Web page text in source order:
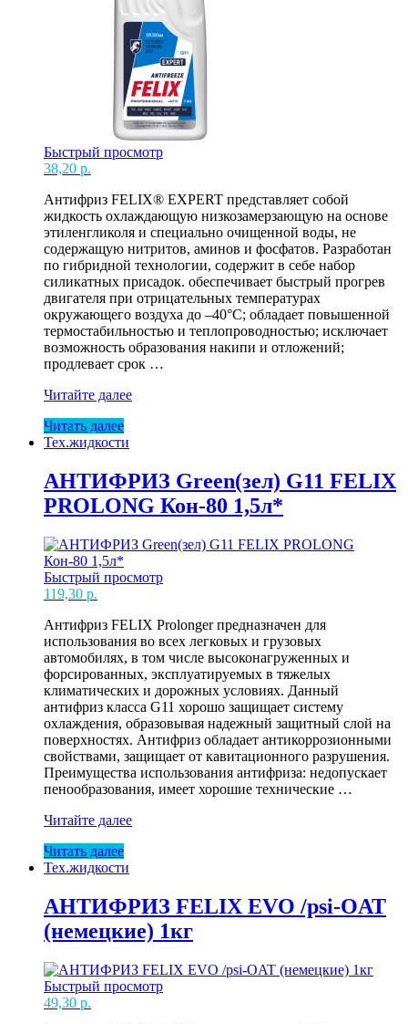
Быстрый просмотр
38,20 р.
Антифриз FELIX® EXPERT представляет собой
жидкость охлаждающую низкозамерзающую на основе
этиленгликоля и специально очищенной воды, не
содержащую нитритов, аминов и фосфатов. Разработан
по гибридной технологии, содержит в себе набор
силикатных присадок. обеспечивает быстрый прогрев
двигателя при отрицательных температурах
окружающего воздуха до –40°С; обладает повышенной
термостабильностью и теплопроводностью; исключает
возможность образования накипи и отложений;
продлевает срок …
АНТИФРИЗ
G11
FELIX
40
1кг
(15)
Читайте далее
Читать далее
Тех.жидкости
АНТИФРИЗ Green(зел) G11 FELIX
PROLONG Кон-80 1,5л*
Быстрый просмотр
119,30 р.
Антифриз FELIX Prolonger предназначен для
использования во всех легковых и грузовых
автомобилях, в том числе высоконагруженных и
форсированных, эксплуатируемых в тяжелых
климатических и дорожных условиях. Данный
антифриз класса G11 хорошо защищает систему
охлаждения, образовывая надежный защитный слой на
поверхностях. Антифриз обладает антикоррозионными
свойствами, защищает от кавитационного разрушения.
Преимущества использования антифриза: недопускает
пенообразования, имеет хорошие технические …
АНТИФРИЗ
G11
FELIX
Кон-80
1,5л*
Читайте далее
Читать далее
Тех.жидкости
АНТИФРИЗ FELIX EVO /psi-OAT
(немецкие) 1кг
Быстрый просмотр
49,30 р.